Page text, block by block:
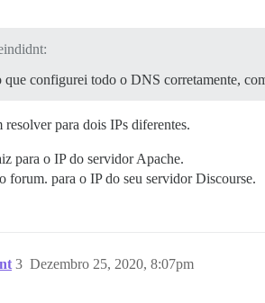
que configurei todo o DNS corretamente,
resolver para dois IPs diferentes.
para o IP do servidor Apache.
forum. para o IP do seu servidor Discourse.
Dezembro 25, 2020, 8:07pm
3